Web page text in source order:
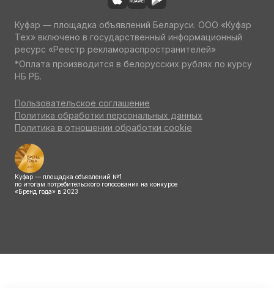
Куфар — площадка объявлений Беларуси. ООО «Куфар
Тех» включено в государственный информационный
ресурс «Реестр рекламораспространителей»
*Оплата производится в белорусских рублях по курсу
НБ РБ.
Пользовательское соглашение
Политика обработки персональных данных
Политика в отношении обработки cookie
Куфар — площадка объявлений №1
по итогам потребительского голосования на конкурсе
«Бренд года» в 2023